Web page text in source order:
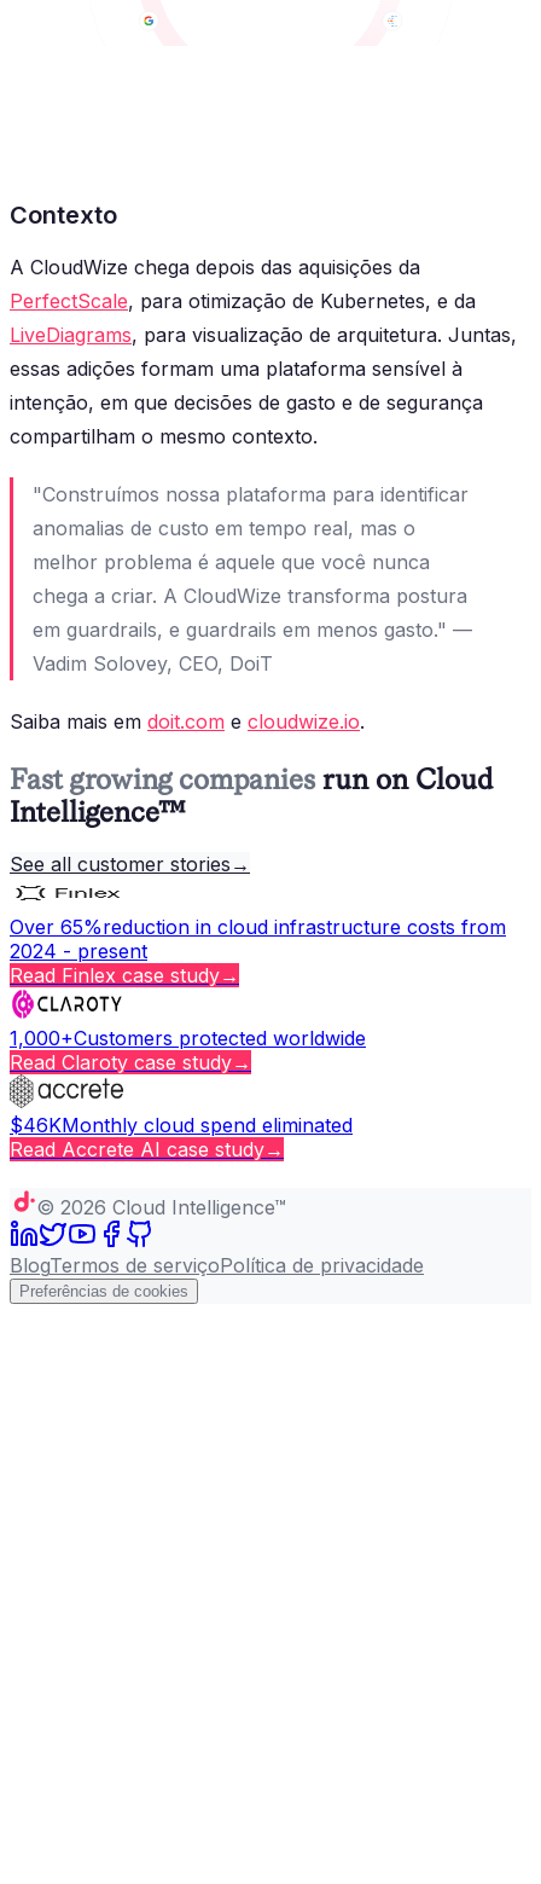
Contexto
A CloudWize chega depois das aquisições da
PerfectScale, para otimização de Kubernetes, e da
LiveDiagrams, para visualização de arquitetura. Juntas,
essas adições formam uma plataforma sensível à
intenção, em que decisões de gasto e de segurança
compartilham o mesmo contexto.
"Construímos nossa plataforma para identificar
anomalias de custo em tempo real, mas o
melhor problema é aquele que você nunca
chega a criar. A CloudWize transforma postura
em guardrails, e guardrails em menos gasto." —
Vadim Solovey, CEO, DoiT
Saiba mais em doit.com e cloudwize.io.
Fast growing companies run on Cloud
Intelligence™
See all customer stories →
Over 65%reduction in cloud infrastructure costs from
2024 - present
Read Finlex case study→
1,000+Customers protected worldwide
Read Claroty case study→
$46KMonthly cloud spend eliminated
Read Accrete AI case study→
© 2026 Cloud Intelligence™
BlogTermos de serviçoPolítica de privacidade
Preferências de cookies